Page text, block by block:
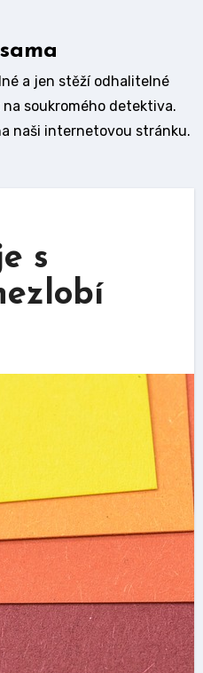
a jen stěží odhalitelné
soukromého detektiva.
naši internetovou stránku.
s